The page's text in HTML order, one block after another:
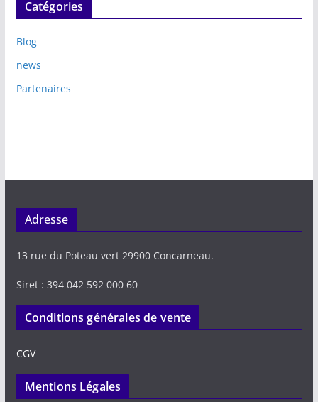
Catégories
Blog
news
Partenaires
Adresse
13 rue du Poteau vert 29900 Concarneau.
Siret : 394 042 592 000 60
Conditions générales de vente
CGV
Mentions Légales